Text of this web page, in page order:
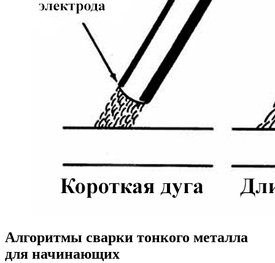
Алгоритмы сварки тонкого металла
для начинающих